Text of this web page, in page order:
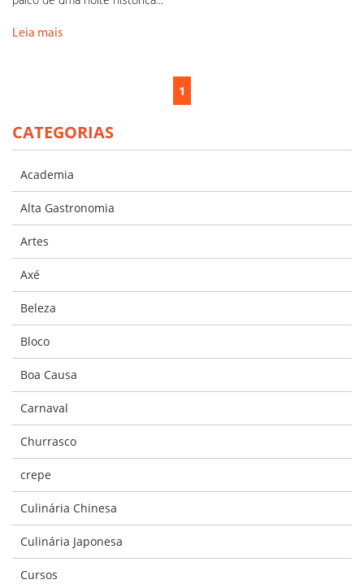
Leia mais
1
CATEGORIAS
Academia
Alta Gastronomia
Artes
Axé
Beleza
Bloco
Boa Causa
Carnaval
Churrasco
crepe
Culinária Chinesa
Culinária Japonesa
Cursos